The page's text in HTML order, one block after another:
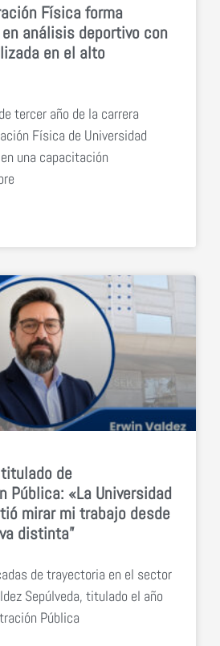
Física forma
análisis deportivo con
en el alto
tercer año de la carrera
Física de Universidad
una capacitación
de
Pública: «La Universidad
mirar mi trabajo desde
distinta”
de trayectoria en el sector
Sepúlveda, titulado el año
Pública